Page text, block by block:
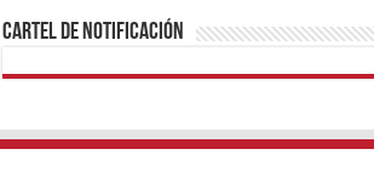
Cartel de Notificación